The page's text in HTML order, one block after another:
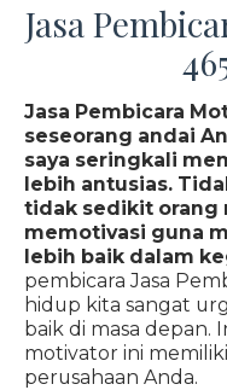
Jasa
Jasa Pembicara
seseorang andai
saya seringkali
lebih antusias.
tidak sedikit orang
memotivasi guna
lebih baik dalam
pembicara Jasa
hidup kita sangat
baik di masa depan.
motivator ini
perusahaan Anda.